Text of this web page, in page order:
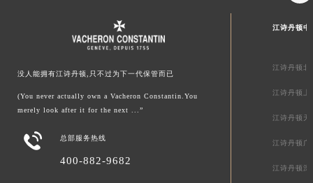
没人能拥有江诗丹顿,只不过为下一代保管而已
(You never actually own a Vacheron Constantin.You
merely look after it for the next ...”
 总部服务热线
400-882-9682
江诗丹顿中
江诗丹顿北
江诗丹顿上
江诗丹顿天
江诗丹顿广
江诗丹顿深